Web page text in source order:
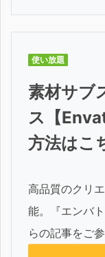
使い放題
素材サブ
ス【
方法はこ
高品質のクリ
能。『エンバ
らの記事をご